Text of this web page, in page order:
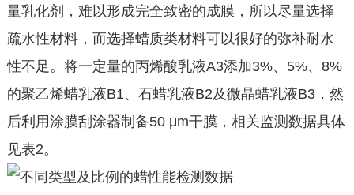
量乳化剂，难以形成完全致密的成膜，所以尽量选择
疏水性材料，而选择蜡质类材料可以很好的弥补耐水
性不足。将一定量的丙烯酸乳液A3添加3%、5%、8%
的聚乙烯蜡乳液B1、石蜡乳液B2及微晶蜡乳液B3，然
后利用涂膜刮涂器制备50 μm干膜，相关监测数据具体
见表2。